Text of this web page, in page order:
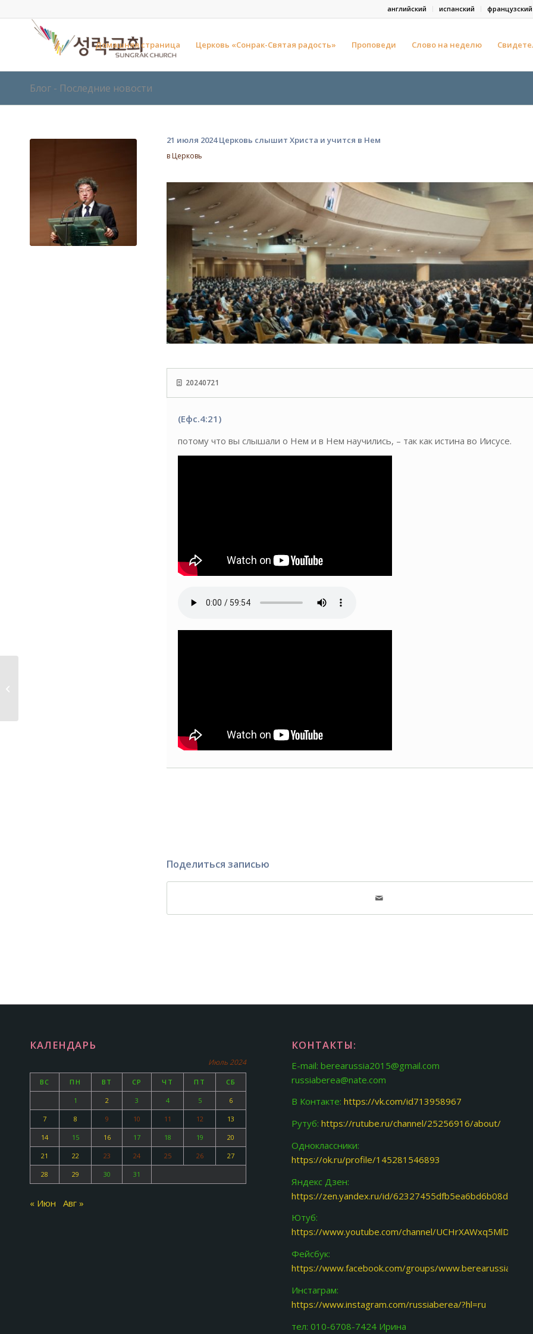
английский испанский французский
Домашняя страница Церковь «Сонрак-Святая радость» Проповеди Слово на неделю
Блог - Последние новости
21 июля 2024 Церковь слышит Христа и учится в Нем
в Церковь
20240721
(Ефс.4:21)
потому что вы слышали о Нем и в Нем научились, – так как истина во Иисусе.
Поделиться записью
КАЛЕНДАРЬ
Июль 2024
ВС ПН ВТ СР ЧТ ПТ СБ
1 2 3 4 5 6
7 8 9 10 11 12 13
14 15 16 17 18 19 20
21 22 23 24 25 26 27
28 29 30 31
« Июн Авг »
КОНТАКТЫ:
E-mail: berearussia2015@gmail.com
russiaberea@nate.com
В Контакте: https://vk.com/id713958967
Рутуб: https://rutube.ru/channel/25256916/about/
Одноклассники:
https://ok.ru/profile/145281546893
Яндекс Дзен:
https://zen.yandex.ru/id/62327455dfb5ea6bd6b08d31
Ютуб:
https://www.youtube.com/channel/
Фейсбук:
https://www.facebook.com/groups/www.berearussia.org/
Инстаграм:
https://www.instagram.com/russiaberea/?hl=ru
тел: 010-6708-7424 Ирина